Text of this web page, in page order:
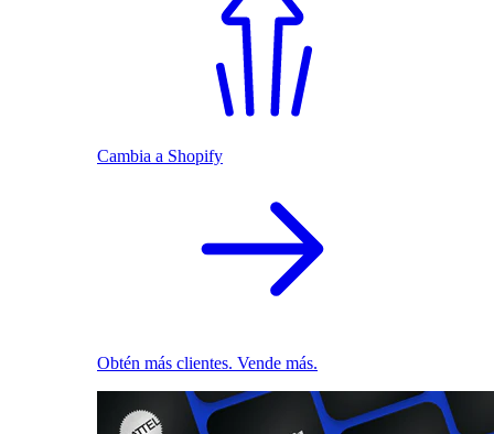
Cambia a Shopify
Obtén más clientes. Vende más.